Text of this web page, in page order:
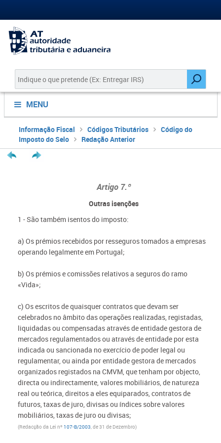
MENU
Informação Fiscal Códigos Tributários
Código do
Imposto do Selo
Redação Anterior
Artigo 7.º
Outras isenções
1 - São também isentos do imposto:
a) Os prémios recebidos por resseguros tomados a empresas
operando legalmente em Portugal;
b) Os prémios e comissões relativos a seguros do ramo
«Vida»;
c) Os escritos de quaisquer contratos que devam ser
celebrados no âmbito das operações realizadas, registadas,
liquidadas ou compensadas através de entidade gestora de
mercados regulamentados ou através de entidade por esta
indicada ou sancionada no exercício de poder legal ou
regulamentar, ou ainda por entidade gestora de mercados
organizados registados na CMVM, que tenham por objecto,
directa ou indirectamente, valores mobiliários, de natureza
real ou teórica, direitos a eles equiparados, contratos de
futuros, taxas de juro, divisas ou índices sobre valores
mobiliários, taxas de juro ou divisas;
(Redacção da Lei nº 107-B/2003, de 31 de Dezembro)